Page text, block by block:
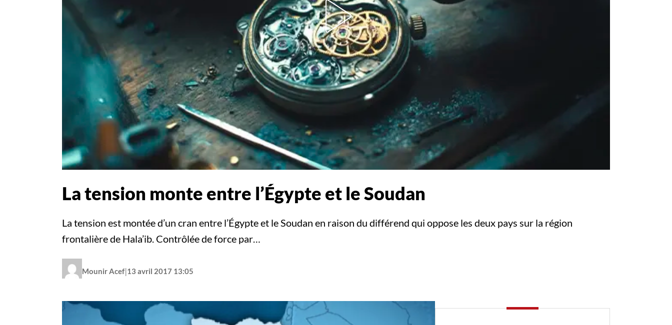
La tension monte entre l’Égypte et le Soudan
La tension est montée d’un cran entre l’Égypte et le Soudan en raison du différend qui oppose les deux pays sur la région
frontalière de Hala’ib. Contrôlée de force par…
Mounir Acef|13 avril 2017 13:05